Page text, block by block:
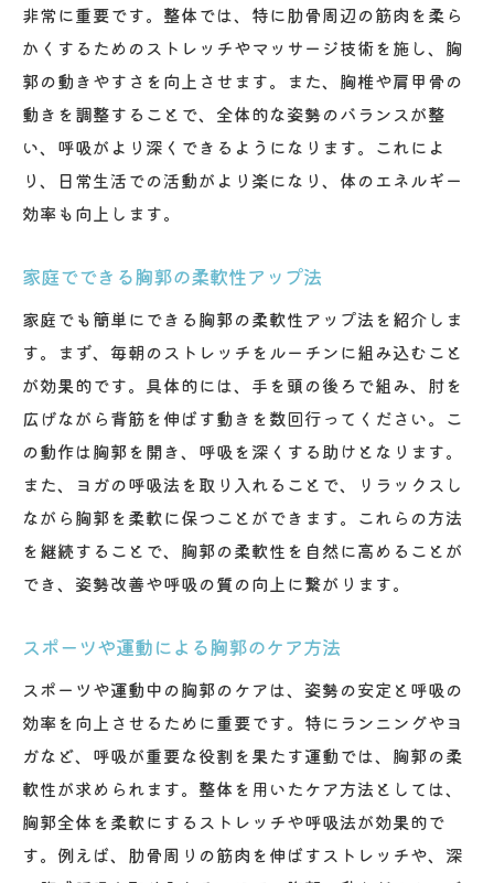
非常に重要です。整体では、特に肋骨周辺の筋肉を柔ら
かくするためのストレッチやマッサージ技術を施し、胸
郭の動きやすさを向上させます。また、胸椎や肩甲骨の
動きを調整することで、全体的な姿勢のバランスが整
い、呼吸がより深くできるようになります。これによ
り、日常生活での活動がより楽になり、体のエネルギー
効率も向上します。
家庭でできる胸郭の柔軟性アップ法
家庭でも簡単にできる胸郭の柔軟性アップ法を紹介しま
す。まず、毎朝のストレッチをルーチンに組み込むこと
が効果的です。具体的には、手を頭の後ろで組み、肘を
広げながら背筋を伸ばす動きを数回行ってください。こ
の動作は胸郭を開き、呼吸を深くする助けとなります。
また、ヨガの呼吸法を取り入れることで、リラックスし
ながら胸郭を柔軟に保つことができます。これらの方法
を継続することで、胸郭の柔軟性を自然に高めることが
でき、姿勢改善や呼吸の質の向上に繋がります。
スポーツや運動による胸郭のケア方法
スポーツや運動中の胸郭のケアは、姿勢の安定と呼吸の
効率を向上させるために重要です。特にランニングやヨ
ガなど、呼吸が重要な役割を果たす運動では、胸郭の柔
軟性が求められます。整体を用いたケア方法としては、
胸郭全体を柔軟にするストレッチや呼吸法が効果的で
す。例えば、肋骨周りの筋肉を伸ばすストレッチや、深